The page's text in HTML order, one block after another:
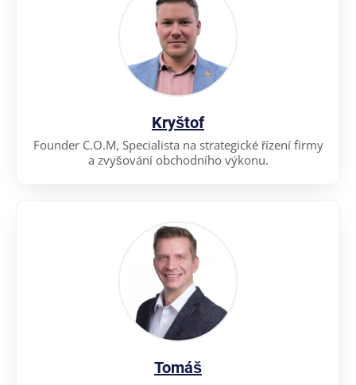
Kryštof
Founder C.O.M, Specialista na strategické řízení firmy
a zvyšování obchodního výkonu.
Tomáš